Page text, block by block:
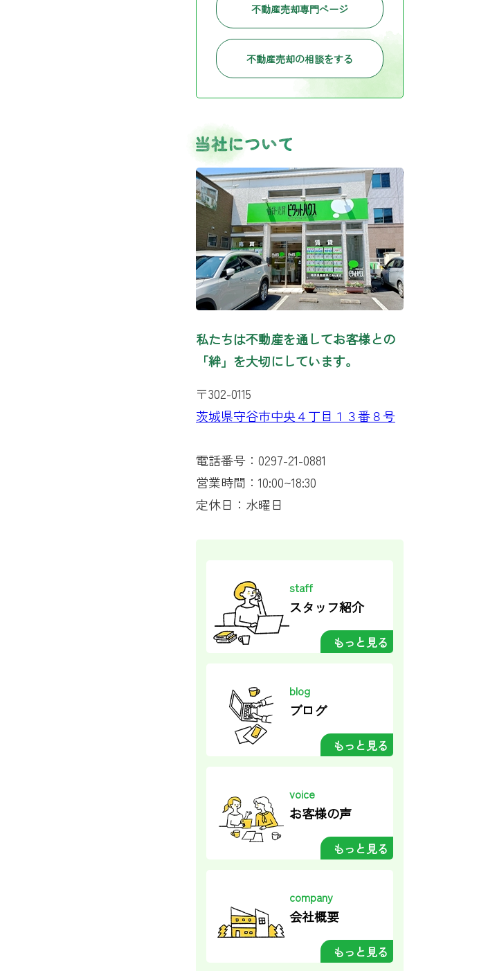
不動産売却専門ページ
不動産売却の相談をする
私たちは不動産を通してお客様との
「絆」を大切にしています。
〒302-0115
茨城県守谷市中央４丁目１３番８号
電話番号：0297-21-0881
営業時間：10:00~18:30
定休日：水曜日
staff
スタッフ紹介
もっと見る
blog
ブログ
もっと見る
voice
お客様の声
もっと見る
company
会社概要
もっと見る